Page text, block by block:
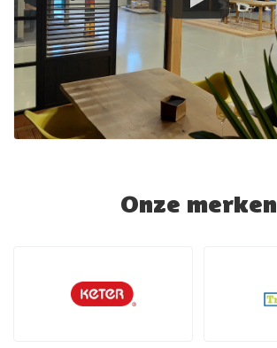
Onze merken